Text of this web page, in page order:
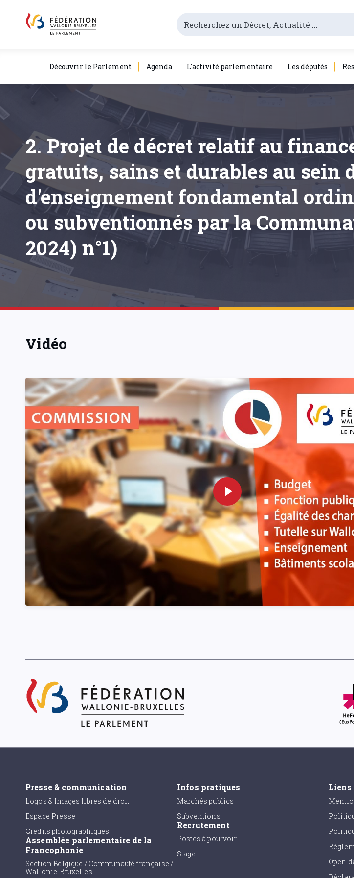
Découvrir le Parlement Agenda L'activité parlementaire Les députés
2. Projet de décret relatif au
gratuits, sains et durables au sein
d'enseignement fondamental
ou subventionnés par la
2024) n°1)
Vidéo
Presse & communication
Logos & Images libres de droit
Espace Presse
Crédits photographiques
Assemblée parlementaire de la
Francophonie
Section Belgique / Communauté française /
Wallonie-Bruxelles
Infos pratiques
Marchés publics
Subventions
Recrutement
Postes à pourvoir
Stage
Liens
Open